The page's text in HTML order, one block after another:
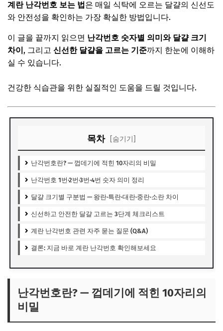
계란 난각번호 보는 법은 매일 식탁에 오르는 달걀의 신선도
와 안전성을 확인하는 가장 확실한 방법입니다.
이 글을 끝까지 읽으면 난각번호 숫자별 의미와 달걀 크기
차이, 그리고 신선한 달걀을 고르는 기준까지 한눈에 이해하
실 수 있습니다.
건강한 식습관을 위한 실질적인 도움을 드릴 것입니다.
목차 [숨기기]
난각번호란? — 껍데기에 적힌 10자리의 비밀
난각번호 1번·2번·3번·4번 숫자 의미 정리
달걀 크기별 구분법 — 왕란·특란·대란·중란·소란 차이
신선하고 안전한 달걀 고르는 3단계 체크리스트
계란 난각번호 관련 자주 묻는 질문 (Q&A)
결론: 지금 바로 계란 난각번호 확인해보세요
난각번호란? — 껍데기에 적힌 10자리의
비밀